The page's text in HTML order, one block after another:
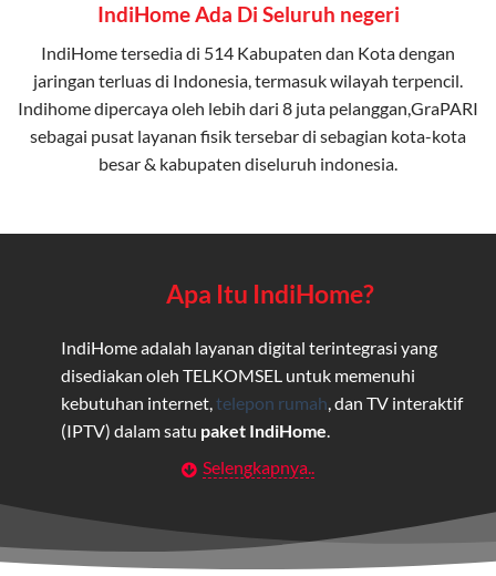
IndiHome Ada Di Seluruh negeri
IndiHome tersedia di 514 Kabupaten dan Kota dengan
jaringan terluas di Indonesia, termasuk wilayah terpencil.
Indihome dipercaya oleh lebih dari 8 juta pelanggan,GraPARI
sebagai pusat layanan fisik tersebar di sebagian kota-kota
besar & kabupaten diseluruh indonesia.
Apa Itu IndiHome?
IndiHome adalah layanan digital terintegrasi yang
disediakan oleh TELKOMSEL untuk memenuhi
kebutuhan internet, telepon rumah , dan TV interaktif
(IPTV) dalam satu paket IndiHome
Layanan Wifi Indihome ini dirancang untuk
maupun individu yang membutuhkan konektivitas dan
hiburan berkualitas tinggi.
Selengkapnya..